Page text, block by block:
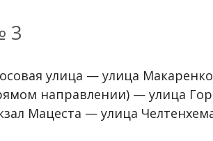
3
улица — улица
направлении) — улица
Мацеста — улица